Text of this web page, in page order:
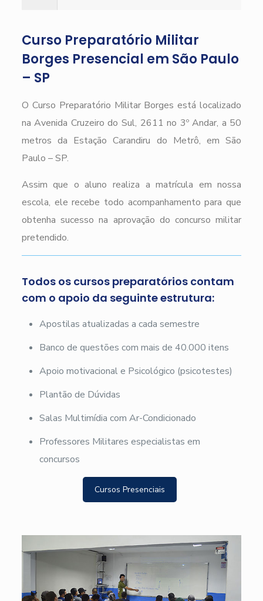
Curso Preparatório Militar
Borges Presencial em São Paulo
– SP
O Curso Preparatório Militar Borges está localizado
na Avenida Cruzeiro do Sul, 2611 no 3º Andar, a 50
metros da Estação Carandiru do Metrô, em São
Paulo – SP.
Assim que o aluno realiza a matrícula em nossa
escola, ele recebe todo acompanhamento para que
obtenha sucesso na aprovação do concurso militar
pretendido.
Todos os cursos preparatórios contam
com o apoio da seguinte estrutura:
Apostilas atualizadas a cada semestre
Banco de questões com mais de 40.000 itens
Apoio motivacional e Psicológico (psicotestes)
Plantão de Dúvidas
Salas Multimídia com Ar-Condicionado
Professores Militares especialistas em
concursos
Cursos Presenciais